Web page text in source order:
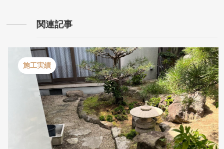
関連記事
施工実績